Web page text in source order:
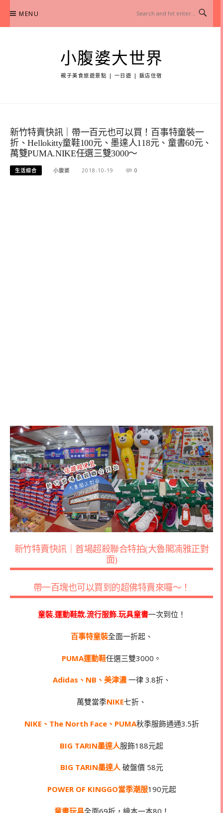
content
MENU
小腹婆大世界
親子美食旅遊景點 | 一日遊 | 飯店住宿
新竹特賣快訊｜帶一百元也可以買！百事特童裝一
折、Hellokitty童鞋100元、墨達人118元、童書60元、
萬雙PUMA.NIKE任選三雙3000～
生活综合 小腹婆 2018-10-19 0
新竹特賣快訊｜首場超殺聯合特拍(大魯閣㓓雅正對
面)
帶一百塊也可以買到的超佛特賣來囉～！
童裝.運動鞋款.流行服飾.玩具童書一次到位！
百事特童裝全面一折起、
PUMA運動鞋任選三雙3000。
Adidas、NB、美津濃一律 3.8折、
萬雙當季NIKE七折、
NIKE、The North Face、PUMA秋季服飾通通3.5折
BIG TARIN墨達人服飾188元起
BIG TARIN墨達人破盤價 58元
POWER OF KINGGO當季潮服190元起
童書玩具全面69折，繪本一本80！